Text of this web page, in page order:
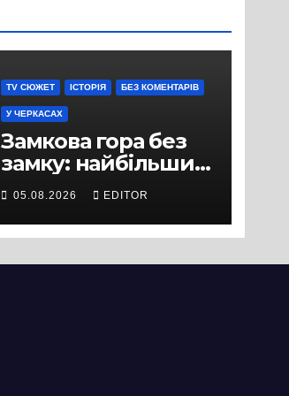
TV СЮЖЕТ ІСТОРІЯ БЕЗ КОМЕНТАРІВ
У ЧЕРКАСАХ
Замкова гора без
замку: найбільший
історичний міф
Черкас
05.08.2026 EDITOR